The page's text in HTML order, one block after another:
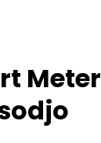
Meter